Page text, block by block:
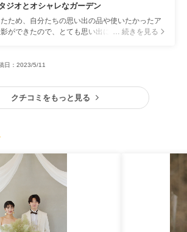
ジオとオシャレなガーデン
ため、自分たちの思い出の品や使いたかったア
ができたので、とても思い出に残る写真に仕上
加えて2人が話している間や笑っている瞬間も映
真や手元やヘアスタイルの写真も撮って下さり
せてネイルをしたのでとても嬉しかったです。
… 続きを見る
日：2023/5/11
クチコミをもっと見る